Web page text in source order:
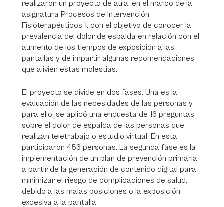
realizaron un proyecto de aula, en el marco de la
asignatura Procesos de Intervención
Fisioterapéuticos 1, con el objetivo de conocer la
prevalencia del dolor de espalda en relación con el
aumento de los tiempos de exposición a las
pantallas y de impartir algunas recomendaciones
que alivien estas molestias.
El proyecto se divide en dos fases. Una es la
evaluación de las necesidades de las personas y,
para ello, se aplicó una encuesta de 16 preguntas
sobre el dolor de espalda de las personas que
realizan teletrabajo o estudio virtual. En esta
participaron 456 personas. La segunda fase es la
implementación de un plan de prevención primaria,
a partir de la generación de contenido digital para
minimizar el riesgo de complicaciones de salud,
debido a las malas posiciones o la exposición
excesiva a la pantalla.